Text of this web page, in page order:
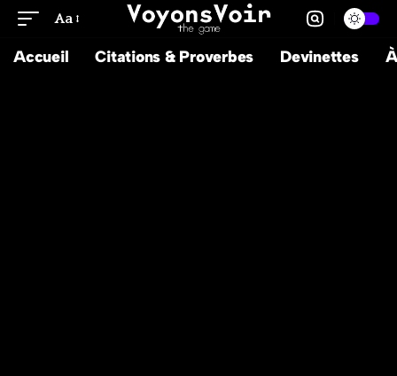
Aa
Accueil Citations & Proverbes Devinettes